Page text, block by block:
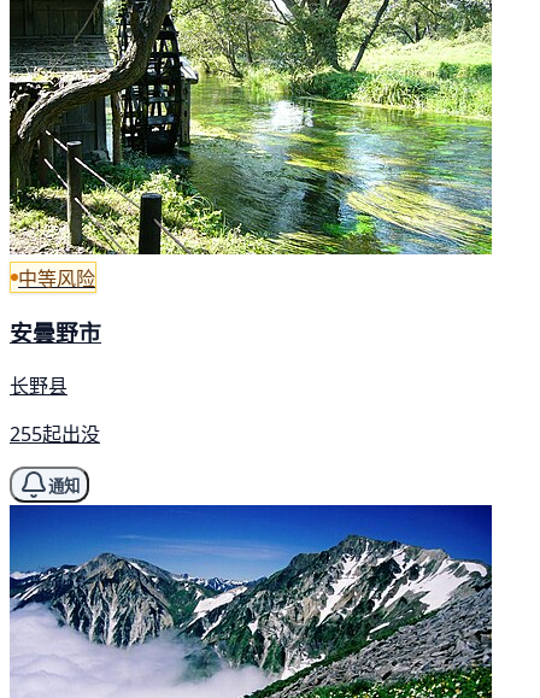
中等风险
安曇野市
长野县
255起出没
通知